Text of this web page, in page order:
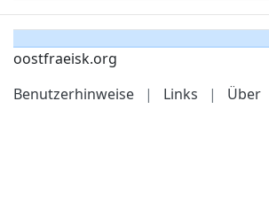
oostfraeisk.org
Benutzerhinweise
| Links | Über